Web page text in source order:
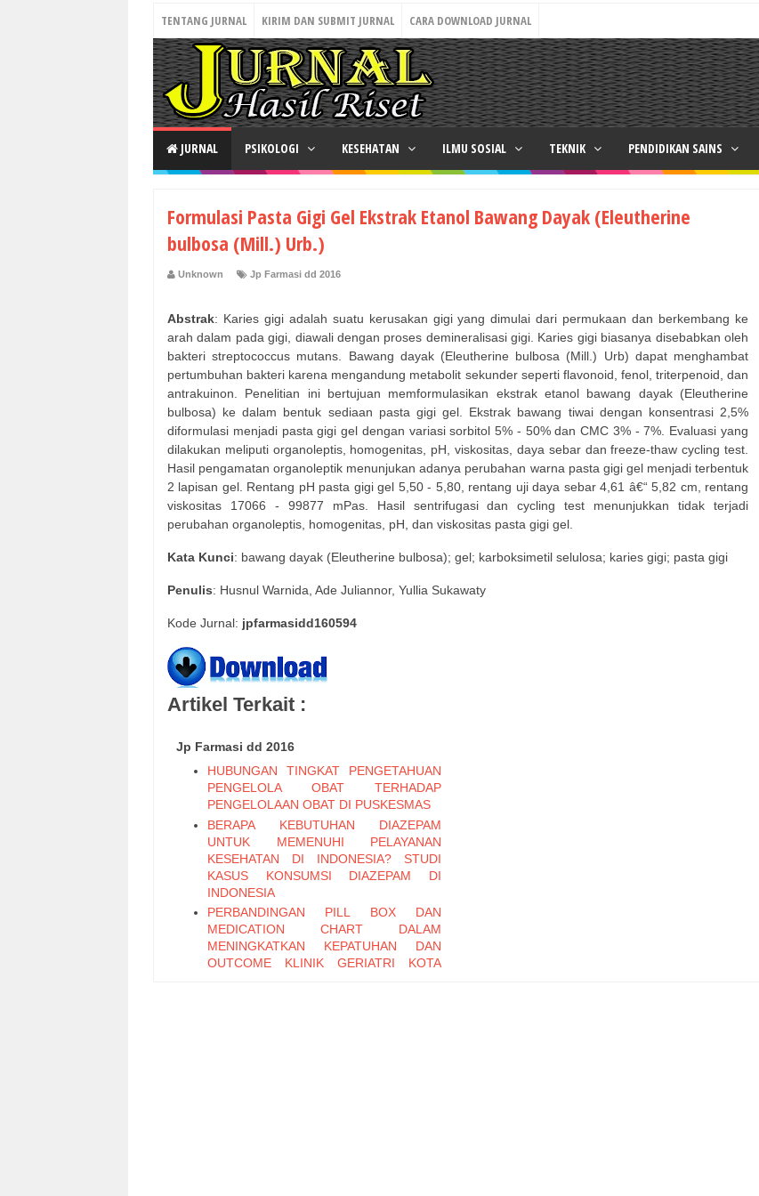
TENTANG JURNAL KIRIM DAN SUBMIT JURNAL CARA DOWNLOAD JURNAL
JURNAL PSIKOLOGI KESEHATAN ILMU SOSIAL TEKNIK PENDIDIKAN SAINS
Formulasi Pasta Gigi Gel Ekstrak Etanol Bawang Dayak (Eleutherine
bulbosa (Mill.) Urb.)
Unknown Jp Farmasi dd 2016
Abstrak: Karies gigi adalah suatu kerusakan gigi yang dimulai dari permukaan dan berkembang ke
arah dalam pada gigi, diawali dengan proses demineralisasi gigi. Karies gigi biasanya disebabkan oleh
bakteri streptococcus mutans. Bawang dayak (Eleutherine bulbosa (Mill.) Urb) dapat menghambat
pertumbuhan bakteri karena mengandung metabolit sekunder seperti flavonoid, fenol, triterpenoid, dan
antrakuinon. Penelitian ini bertujuan memformulasikan ekstrak etanol bawang dayak (Eleutherine
bulbosa) ke dalam bentuk sediaan pasta gigi gel. Ekstrak bawang tiwai dengan konsentrasi 2,5%
diformulasi menjadi pasta gigi gel dengan variasi sorbitol 5% - 50% dan CMC 3% - 7%. Evaluasi yang
dilakukan meliputi organoleptis, homogenitas, pH, viskositas, daya sebar dan freeze-thaw cycling test.
Hasil pengamatan organoleptik menunjukan adanya perubahan warna pasta gigi gel menjadi terbentuk
2 lapisan gel. Rentang pH pasta gigi gel 5,50 - 5,80, rentang uji daya sebar 4,61 â€“ 5,82 cm, rentang
viskositas 17066 - 99877 mPas. Hasil sentrifugasi dan cycling test menunjukkan tidak terjadi
perubahan organoleptis, homogenitas, pH, dan viskositas pasta gigi gel.
Kata Kunci: bawang dayak (Eleutherine bulbosa); gel; karboksimetil selulosa; karies gigi; pasta gigi
Penulis: Husnul Warnida, Ade Juliannor, Yullia Sukawaty
Kode Jurnal: jpfarmasidd160594
Artikel Terkait :
Jp Farmasi dd 2016
HUBUNGAN TINGKAT PENGETAHUAN
PENGELOLA OBAT TERHADAP
PENGELOLAAN OBAT DI PUSKESMAS
BERAPA KEBUTUHAN DIAZEPAM
UNTUK MEMENUHI PELAYANAN
KESEHATAN DI INDONESIA? STUDI
KASUS KONSUMSI DIAZEPAM DI
INDONESIA
PERBANDINGAN PILL BOX DAN
MEDICATION CHART DALAM
MENINGKATKAN KEPATUHAN DAN
OUTCOME KLINIK GERIATRI KOTA